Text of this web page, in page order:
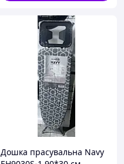
Дошка прасувальна Navy